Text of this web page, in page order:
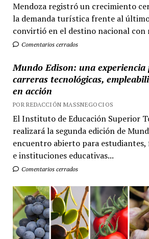
Mendoza registró un crecimiento
la demanda turística frente al
convirtió en el destino nacional con
Comentarios cerrados
Mundo Edison: una experiencia
carreras tecnológicas,
en acción
POR REDACCIÓN MASSNEGOCIOS
El Instituto de Educación Superior
realizará la segunda edición de
encuentro abierto para estudiantes,
e instituciones educativas...
Comentarios cerrados